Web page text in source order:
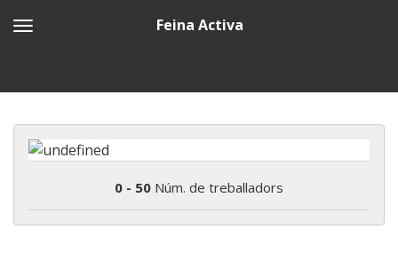
Feina Activa
0 - 50 Núm. de treballadors